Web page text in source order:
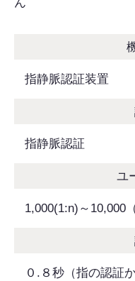
指静脈認証装置
指静脈認証
ユ
1,000(1:n)～10,000
０.８秒（指の認証